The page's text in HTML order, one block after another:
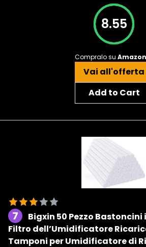
8.55
Compralo su
Vai all'offerta
Add to Cart
7
Bigxin 50 Pezzo Bastoncini
Filtro dell’Umidificatore
Tamponi per Umidificatore di